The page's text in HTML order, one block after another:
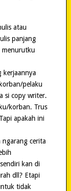
atau
panjang
menurutku
kerjaannya
pelaku
si copy writer.
korban. Trus
apakah ini
ngarang cerita
kan di
dll? Etapi
tidak